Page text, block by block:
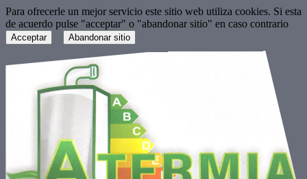
Para ofrecerle un mejor servicio este sitio web utiliza cookies. Si esta
de acuerdo pulse "acceptar" o "abandonar sitio" en caso contrario
Acceptar Abandonar sitio